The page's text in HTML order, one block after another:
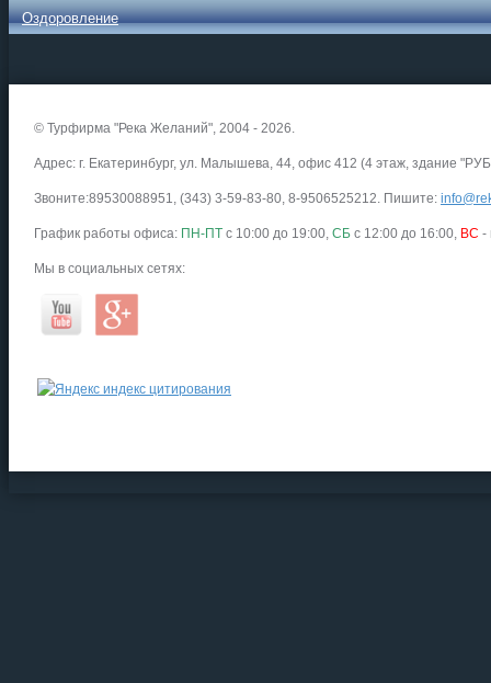
Оздоровление
© Турфирма "Река Желаний", 2004 - 2026.
Адрес: г. Екатеринбург, ул. Малышева, 44, офис 412 (4 этаж, здание
Звоните:89530088951, (343) 3-59-83-80, 8-9506525212. Пишите:
График работы офиса: ПН-ПТ с 10:00 до 19:00, СБ с 12:00 до 16:00, ВС -
Мы в социальных сетях: